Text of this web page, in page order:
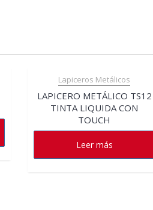
Lapiceros Metálicos
LAPICERO METÁLICO TS12
TINTA LIQUIDA CON
TOUCH
Leer más